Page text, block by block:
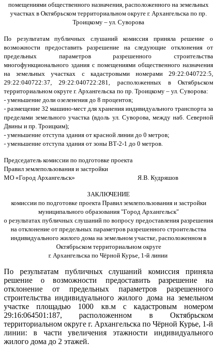
помещениями общественного назначения, расположенного на земельных
участках в Октябрьском территориальном округе г. Архангельска по пр.
Троицкому – ул. Суворова
По результатам публичных слушаний комиссия приняла решение о
возможности предоставить разрешение на следующие отклонения от
предельных параметров разрешенного строительства
многофункционального здания с помещениями общественного назначения
на земельных участках с кадастровыми номерами 29:22:040722:5,
29:22:040722:37, 29:22:040722:281, расположенных в Октябрьском
территориальном округе г. Архангельска по пр. Троицкому – ул. Суворова:
- уменьшение доли озеленения до 8 процентов;
- размещение 32 машино-мест для хранения индивидуального транспорта за
пределами земельного участка (вдоль ул. Суворова, между наб. Северной
Двины и пр. Троицким);
- уменьшение отступа здания от красной линии до 0 метров;
- уменьшение отступа здания от зоны ВТ-2-1 до 0 метров.
Председатель комиссии по подготовке проекта
Правил землепользования и застройки
МО «Город Архангельск» Я.В. Кудряшов
ЗАКЛЮЧЕНИЕ
комиссии по подготовке проекта Правил землепользования и застройки
муниципального образования "Город Архангельск"
о результатах публичных слушаний по вопросу предоставления разрешения
на отклонение от предельных параметров разрешенного строительства
индивидуального жилого дома на земельном участке, расположенном в
Октябрьском территориальном округе
г. Архангельска по Чёрной Курье, 1-й линии
По результатам публичных слушаний комиссия приняла
решение о возможности предоставить разрешение на
отклонение от предельных параметров разрешенного
строительства индивидуального жилого дома на земельном
участке площадью 1000 кв.м с кадастровым номером
29:16:064501:187, расположенном в Октябрьском
территориальном округе г. Архангельска по Чёрной Курье, 1-й
линии: в части увеличения этажности индивидуального
жилого дома до 2 этажей.